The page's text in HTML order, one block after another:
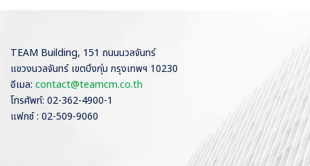
TEAM Building, 151 ถนนนวลจันทร์
แขวงนวลจันทร์ เขตบึงกุ่ม กรุงเทพฯ 10230
อีเมล: contact@teamcm.co.th
โทรศัพท์: 02-362-4900-1
แฟกซ์ : 02-509-9060